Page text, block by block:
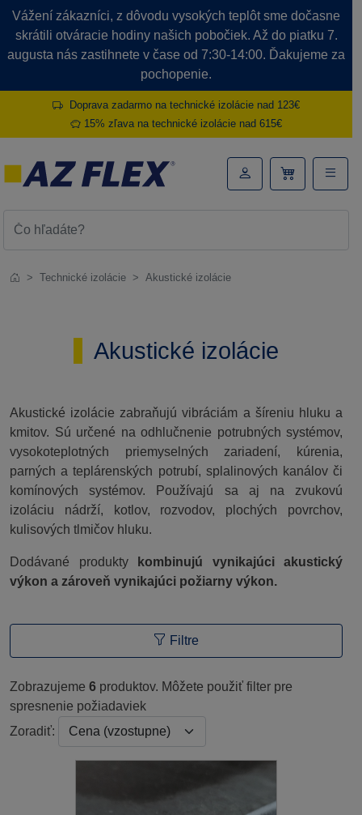
Vážení zákazníci, z dôvodu vysokých teplôt sme dočasne
skrátili otváracie hodiny našich pobočiek. Až do piatku 7.
augusta nás zastihnete v čase od 7:30-14:00. Ďakujeme za
pochopenie.
Doprava zadarmo na technické izolácie nad 123€
15% zľava na technické izolácie nad 615€
Technické izolácie Akustické izolácie
Akustické izolácie
Akustické izolácie zabraňujú vibráciám a šíreniu hluku a
kmitov. Sú určené na odhlučnenie potrubných systémov,
vysokoteplotných priemyselných zariadení, kúrenia,
parných a teplárenských potrubí, splalinových kanálov či
komínových systémov. Používajú sa aj na zvukovú
izoláciu nádrží, kotlov, rozvodov, plochých povrchov,
kulisových tlmičov hluku.
Dodávané produkty
kombinujú vynikajúci akustický
výkon a zároveň vynikajúci požiarny výkon.
Filtre
Zobrazujeme 6 produktov. Môžete použiť filter pre
spresnenie požiadaviek
Zoradiť: